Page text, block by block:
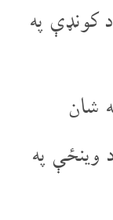
کونډې په
شان
په